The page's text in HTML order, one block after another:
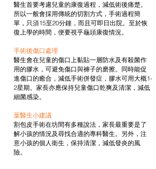
醫生首要考慮兒童的康復過程，減低術後痛楚。
所以一般會採用傳統的切割方式，手術過程簡
單，只須15至20分鐘，而且可即日出院。至於恢
復上學的時間，便要視乎龜頭康復情況。
手術後傷口處理
醫生會在兒童的傷口上黏貼一層防水及有殺菌作
用的膠水，可避免傷口與褲子的磨擦。同時能促
進傷口的癒合，減低手術併發症，膠水可用大概1-
2星期。家長亦應保持兒童傷口乾爽及清潔，減低
細菌感染。
葉醫生小建議
割包皮手術在坊間有多種說法，家長最重要是了
解小孩的情況及尋找合適的專科醫生。另外，注
意小孩的個人衛生，保持清潔，減低發炎的風
險。